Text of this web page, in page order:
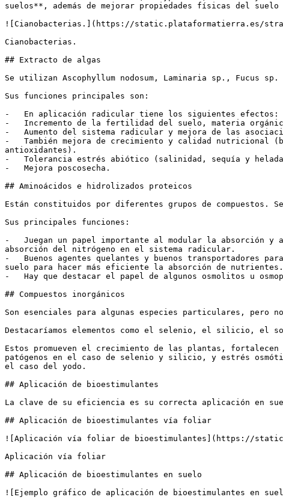
suelos**, además de mejorar propiedades físicas del
![Cianobacterias.](https://static.plataformatierra.es/
Cianobacterias.
## Extracto de algas
Se utilizan Ascophyllum nodosum, Laminaria sp., Fucus
Sus funciones principales son:
-   En aplicación radicular tiene los siguientes efectos:
-   Incremento de la fertilidad del suelo, materia
-   Aumento del sistema radicular y mejora de las
-   También mejora de crecimiento y calidad nutricional
antioxidantes).
-   Tolerancia estrés abiótico (salinidad, sequía y
-   Mejora poscosecha.
## Aminoácidos e hidrolizados proteicos
Están constituidos por diferentes grupos de
Sus principales funciones:
-   Juegan un papel importante al modular la absorción
absorción del nitrógeno en el sistema radicular.
-   Buenos agentes quelantes y buenos transportadores
suelo para hacer más eficiente la absorción de nutrientes.
-   Hay que destacar el papel de algunos osmolitos u
## Compuestos inorgánicos
Son esenciales para algunas especies particulares, pero
Destacaríamos elementos como el selenio, el silicio, el
Estos promueven el crecimiento de las plantas,
patógenos en el caso de selenio y silicio, y estrés
el caso del yodo.
## Aplicación de bioestimulantes
La clave de su eficiencia es su correcta aplicación en
## Aplicación de bioestimulantes vía foliar
![Aplicación vía foliar de bioestimulantes](https://
Aplicación vía foliar
## Aplicación de bioestimulantes en suelo
![Ejemplo gráfico de aplicación de bioestimulantes en